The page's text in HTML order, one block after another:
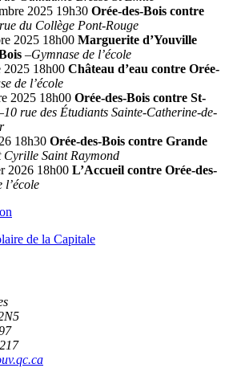
2025 19h30 Orée-des-Bois contre
du Collège Pont-Rouge
2025 18h00 Marguerite d’Youville
–Gymnase de l’école
2025 18h00 Château d’eau contre Orée-
de l’école
2025 18h00 Orée-des-Bois contre St-
10 rue des Étudiants Sainte-Catherine-de-
18h30 Orée-des-Bois contre Grande
Cyrille Saint Raymond
2026 18h00 L’Accueil contre Orée-des-
l’école